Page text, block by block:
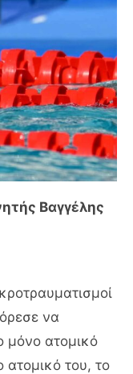
Βαγγέλης
να
μόνο ατομικό
ατομικό του, το